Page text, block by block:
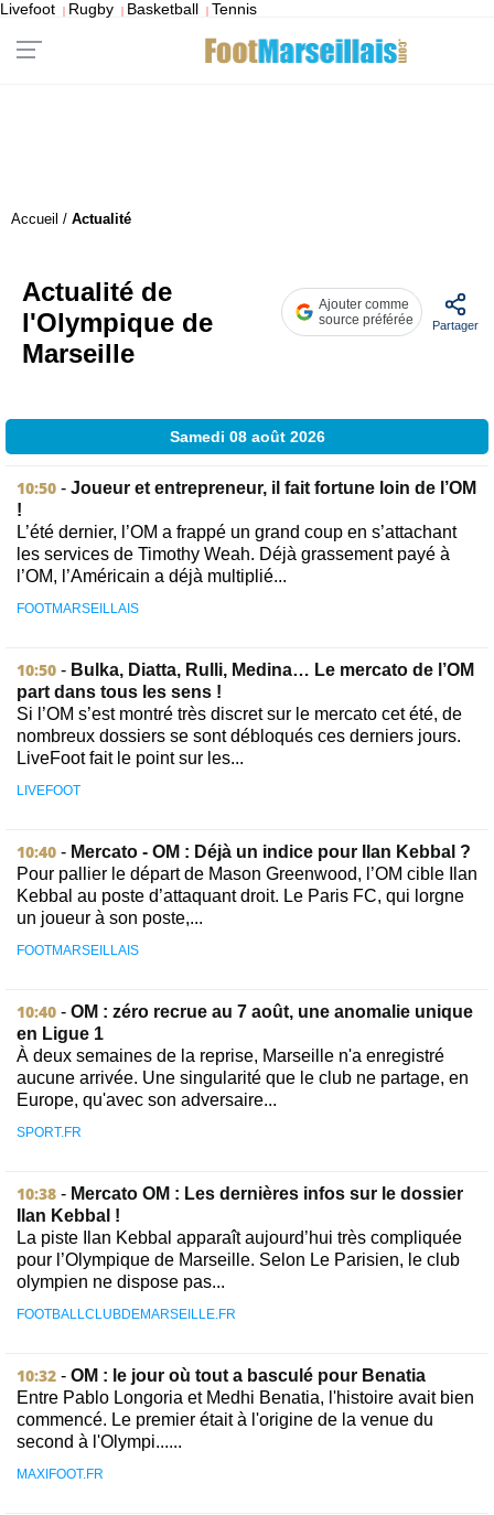
Livefoot | Rugby | Basketball | Tennis
Accueil / Actualité
Actualité de
l'Olympique de
Marseille
Ajouter comme
source préférée
Partager
Samedi 08 août 2026
10:50 - Joueur et entrepreneur, il fait fortune loin de l’OM
!
L’été dernier, l’OM a frappé un grand coup en s’attachant
les services de Timothy Weah. Déjà grassement payé à
l’OM, l’Américain a déjà multiplié...
FOOTMARSEILLAIS
10:50 - Bulka, Diatta, Rulli, Medina… Le mercato de l’OM
part dans tous les sens !
Si l’OM s’est montré très discret sur le mercato cet été, de
nombreux dossiers se sont débloqués ces derniers jours.
LiveFoot fait le point sur les...
LIVEFOOT
10:40 - Mercato - OM : Déjà un indice pour Ilan Kebbal ?
Pour pallier le départ de Mason Greenwood, l’OM cible Ilan
Kebbal au poste d’attaquant droit. Le Paris FC, qui lorgne
un joueur à son poste,...
FOOTMARSEILLAIS
10:40 - OM : zéro recrue au 7 août, une anomalie unique
en Ligue 1
À deux semaines de la reprise, Marseille n'a enregistré
aucune arrivée. Une singularité que le club ne partage, en
Europe, qu'avec son adversaire...
SPORT.FR
10:38 - Mercato OM : Les dernières infos sur le dossier
Ilan Kebbal !
La piste Ilan Kebbal apparaît aujourd’hui très compliquée
pour l’Olympique de Marseille. Selon Le Parisien, le club
olympien ne dispose pas...
FOOTBALLCLUBDEMARSEILLE.FR
10:32 - OM : le jour où tout a basculé pour Benatia
Entre Pablo Longoria et Medhi Benatia, l'histoire avait bien
commencé. Le premier était à l'origine de la venue du
second à l'Olympi......
MAXIFOOT.FR